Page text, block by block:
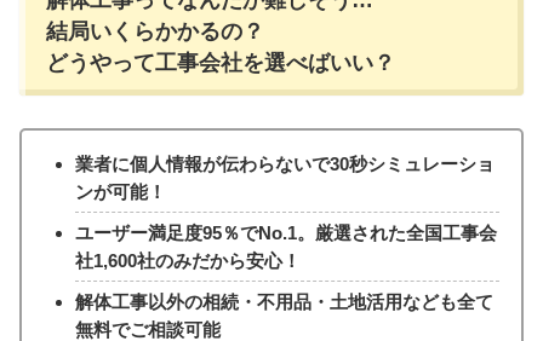
結局いくらかかるの？
どうやって工事会社を選べばいい？
業者に個人情報が伝わらないで30秒シミュレーショ
ンが可能！
ユーザー満足度95％でNo.1。厳選された全国工事会
社1,600社のみだから安心！
解体工事以外の相続・不用品・土地活用なども全て
無料でご相談可能